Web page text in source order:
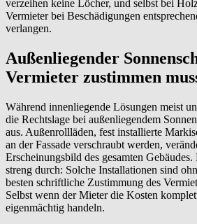
verzeihen keine Löcher, und selbst bei
Vermieter bei Beschädigungen
verlangen.
Außenliegender
Vermieter zustimmen
Während innenliegende Lösungen meist
die Rechtslage bei außenliegendem
aus. Außenrollläden, fest installierte
an der Fassade verschraubt werden,
Erscheinungsbild des gesamten
streng durch: Solche Installationen sind
besten schriftliche Zustimmung des
Selbst wenn der Mieter die Kosten
eigenmächtig handeln.